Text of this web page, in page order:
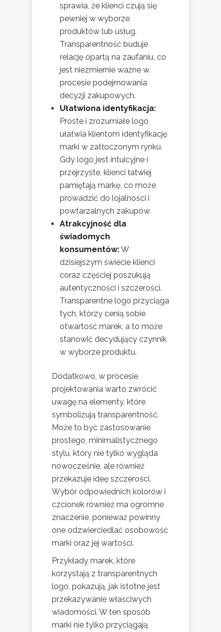
sprawia, że klienci czują się
pewniej w wyborze
produktów lub usług.
Transparentność buduje
relację opartą na zaufaniu, co
jest niezmiernie ważne w
procesie podejmowania
decyzji zakupowych.
Ułatwiona identyfikacja:
Proste i zrozumiałe logo
ułatwia klientom identyfikację
marki w zatłoczonym rynku.
Gdy logo jest intuicyjne i
przejrzyste, klienci łatwiej
pamiętają markę, co może
prowadzić do lojalności i
powtarzalnych zakupów.
Atrakcyjność dla
świadomych
konsumentów:W
dzisiejszym świecie klienci
coraz częściej poszukują
autentyczności i szczerości.
Transparentne logo przyciąga
tych, którzy cenią sobie
otwartość marek, a to może
stanowić decydujący czynnik
w wyborze produktu.
Dodatkowo, w procesie
projektowania warto zwrócić
uwagę na elementy, które
symbolizują transparentność.
Może to być zastosowanie
prostego, minimalistycznego
stylu, który nie tylko wygląda
nowocześnie, ale również
przekazuje ideę szczerości.
Wybór odpowiednich kolorów i
czcionek również ma ogromne
znaczenie, ponieważ powinny
one odzwierciedlać osobowość
marki oraz jej wartości.
Przykłady marek, które
korzystają z transparentnych
logo, pokazują, jak istotne jest
przekazywanie właściwych
wiadomości. W ten sposób
marki nie tylko przyciągają